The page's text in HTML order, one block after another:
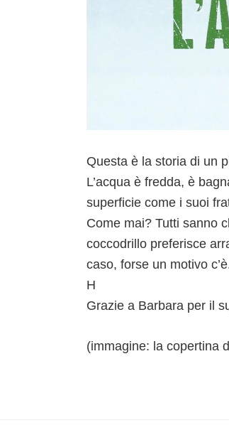
Questa è la storia di un
L’acqua è fredda, è
superficie come i suoi
Come mai? Tutti sanno
coccodrillo preferisce
caso, forse un motivo
H
Grazie a Barbara per il
(immagine: la copertina